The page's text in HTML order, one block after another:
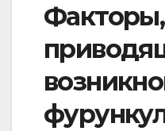
Факторы,